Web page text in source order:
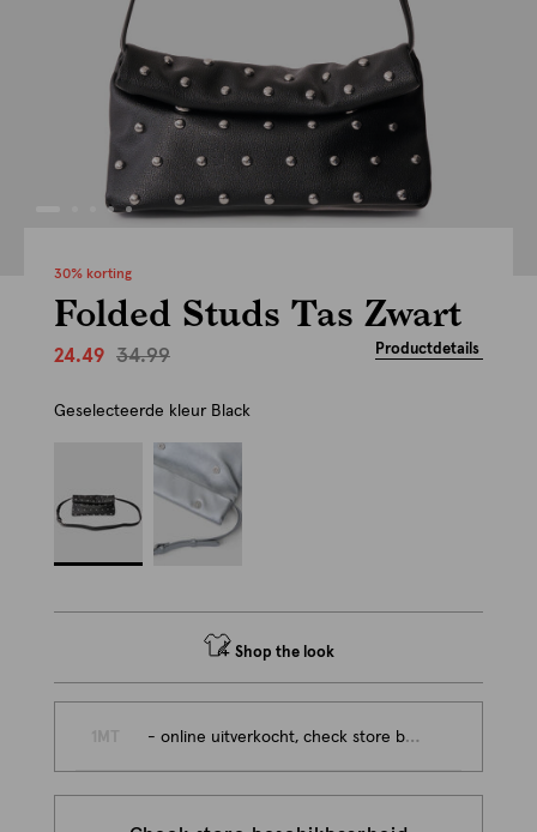
30% korting
Folded Studs Tas Zwart
24.49 34.99 Productdetails
Geselecteerde kleur Black
Shop the look
- online uitverkocht, check store beschikbaarheid